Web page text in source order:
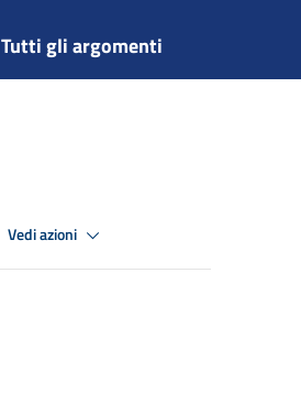
Tutti gli argomenti
Vedi azioni